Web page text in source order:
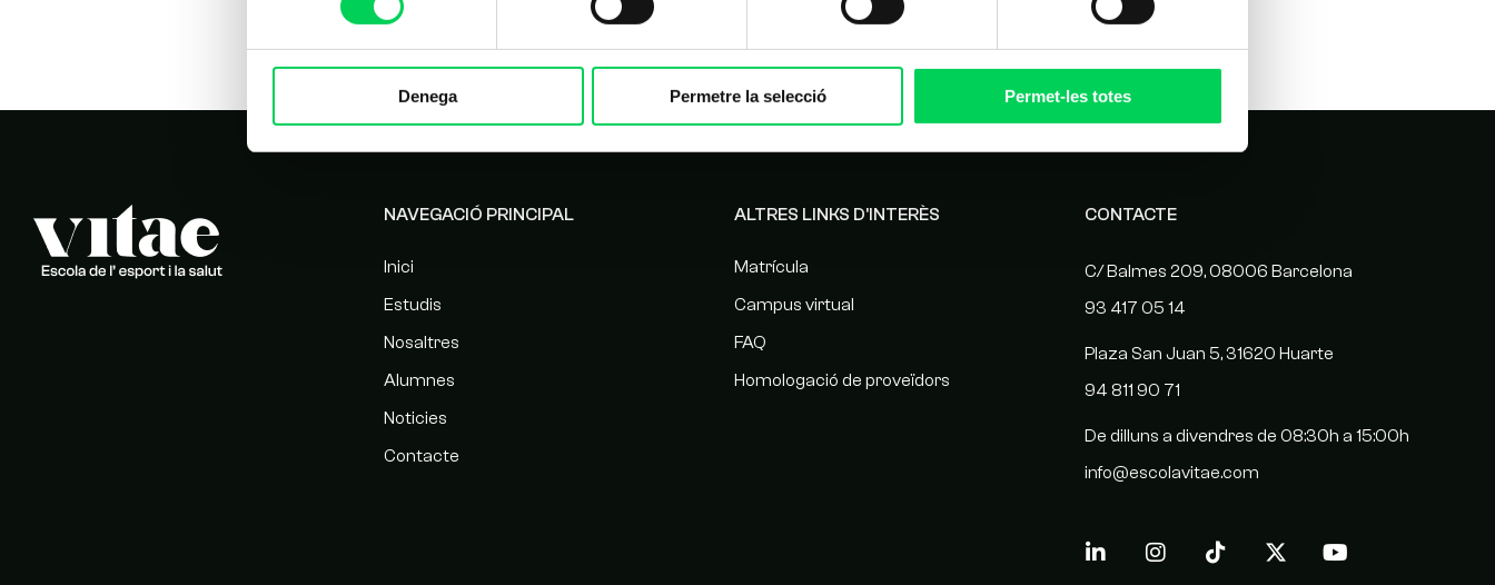
Denega Permetre la selecció Permet-les totes
NAVEGACIÓ PRINCIPAL
Inici
Estudis
Nosaltres
Alumnes
Noticies
Contacte
ALTRES LINKS D'INTERÈS
Matrícula
Campus virtual
FAQ
Homologació de proveïdors
CONTACTE
C/ Balmes 209, 08006 Barcelona
93 417 05 14
Plaza San Juan 5, 31620 Huarte
94 811 90 71
De dilluns a divendres de 08:30h a 15:00h
info@escolavitae.com